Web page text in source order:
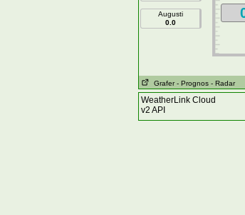
Augusti
0.0
Grafer - Prognos - Radar
WeatherLink Cloud
v2 API